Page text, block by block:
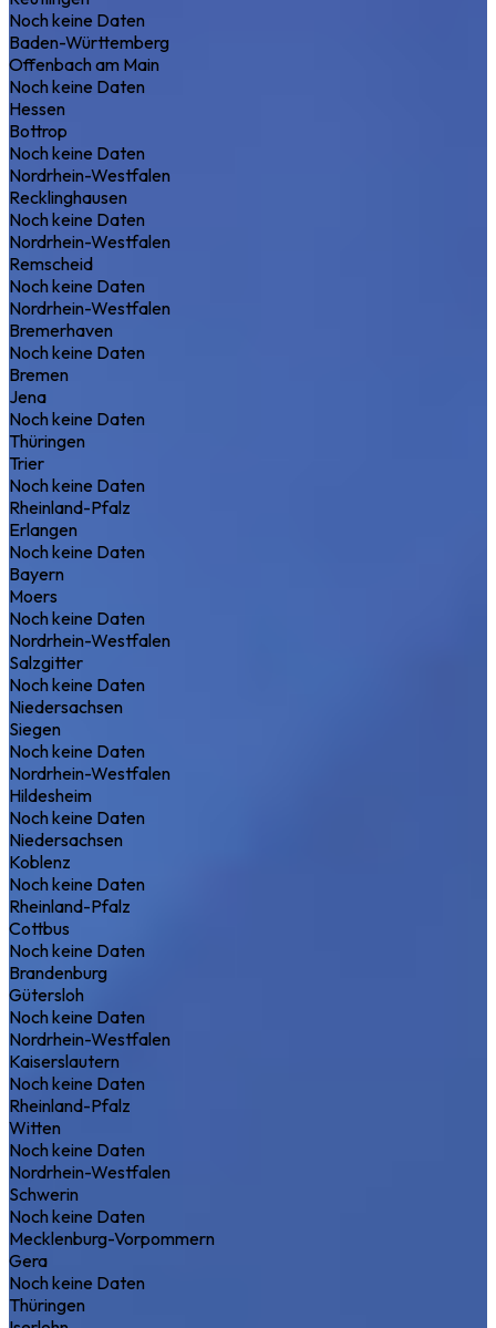
Noch keine Daten
Baden-Württemberg
Offenbach am Main
Noch keine Daten
Hessen
Bottrop
Noch keine Daten
Nordrhein-Westfalen
Recklinghausen
Noch keine Daten
Nordrhein-Westfalen
Remscheid
Noch keine Daten
Nordrhein-Westfalen
Bremerhaven
Noch keine Daten
Bremen
Jena
Noch keine Daten
Thüringen
Trier
Noch keine Daten
Rheinland-Pfalz
Erlangen
Noch keine Daten
Bayern
Moers
Noch keine Daten
Nordrhein-Westfalen
Salzgitter
Noch keine Daten
Niedersachsen
Siegen
Noch keine Daten
Nordrhein-Westfalen
Hildesheim
Noch keine Daten
Niedersachsen
Koblenz
Noch keine Daten
Rheinland-Pfalz
Cottbus
Noch keine Daten
Brandenburg
Gütersloh
Noch keine Daten
Nordrhein-Westfalen
Kaiserslautern
Noch keine Daten
Rheinland-Pfalz
Witten
Noch keine Daten
Nordrhein-Westfalen
Schwerin
Noch keine Daten
Mecklenburg-Vorpommern
Gera
Noch keine Daten
Thüringen